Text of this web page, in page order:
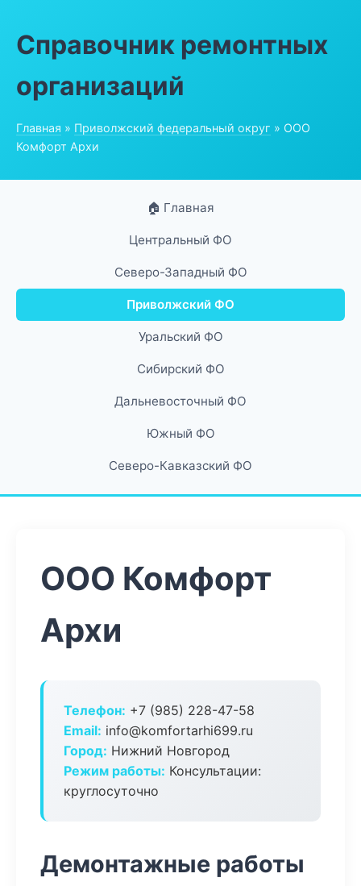
Справочник ремонтных
организаций
Главная » Приволжский федеральный округ » ООО
Комфорт Архи
🏠 Главная
Центральный ФО
Северо-Западный ФО
Приволжский ФО
Уральский ФО
Сибирский ФО
Дальневосточный ФО
Южный ФО
Северо-Кавказский ФО
ООО Комфорт
Архи
Телефон: +7 (985) 228-47-58
Email: info@komfortarhi699.ru
Город: Нижний Новгород
Режим работы: Консультации:
круглосуточно
Демонтажные работы